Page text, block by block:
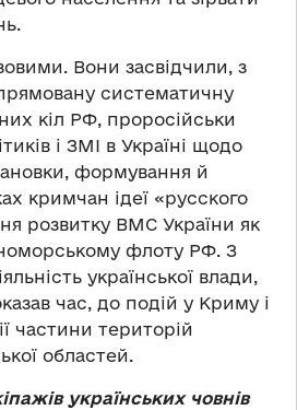
Вони засвідчили, з
систематичну
кіл РФ, проросійськи
і ЗМІ в Україні щодо
формування й
кримчан ідеї «русского
розвитку ВМС України як
флоту РФ. З
української влади,
час, до подій у Криму і
частини територій
областей.
українських човнів